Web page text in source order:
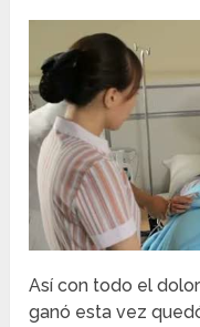
Así con todo el
ganó esta vez